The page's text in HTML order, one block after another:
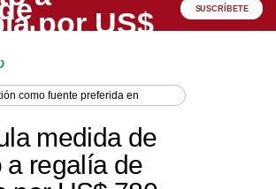
SUSCRÍBETE
como fuente preferida en
medida de
a regalía de